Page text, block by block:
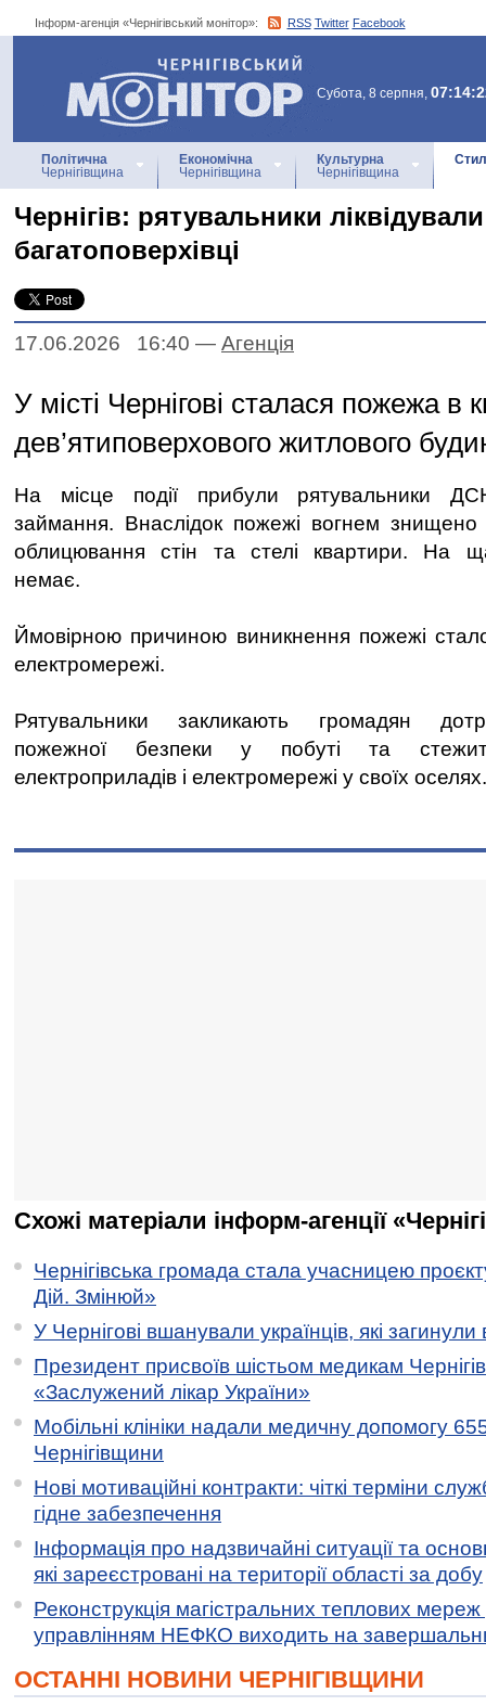
Інформ-агенція «Чернігівський монітор»: RSS Twitter Facebook
Інформ-агенція
«Чернігівський монітор»
Субота, 8 серпня,
Політична
Чернігівщина
Економічна
Чернігівщина
Культурна
Чернігівщина
Чернігів: рятувальники
багатоповерхівці
17.06.2026 16:40 — Агенцiя
У місті Чернігові сталася пожежа в
дев’ятиповерхового житлового
На місце події прибули рятувальники
займання. Внаслідок пожежі вогнем
облицювання стін та стелі квартири. На
немає.
Ймовірною причиною виникнення пожежі
електромережі.
Рятувальники закликають громадян
пожежної безпеки у побуті та
електроприладів і електромережі у своїх оселях.
Схожі матеріали інформ-агенції
Чернігівська громада стала учасницею
Дій. Змінюй»
У Чернігові вшанували українців, які загинули
Президент присвоїв шістьом медикам
«Заслужений лікар України»
Мобільні клініки надали медичну допомогу
Чернігівщини
Нові мотиваційні контракти: чіткі терміни
гідне забезпечення
Інформація про надзвичайні ситуації та
які зареєстровані на території області за добу
Реконструкція магістральних теплових мереж
управлінням НЕФКО виходить на
ОСТАННІ НОВИНИ ЧЕРНІГІВЩИНИ